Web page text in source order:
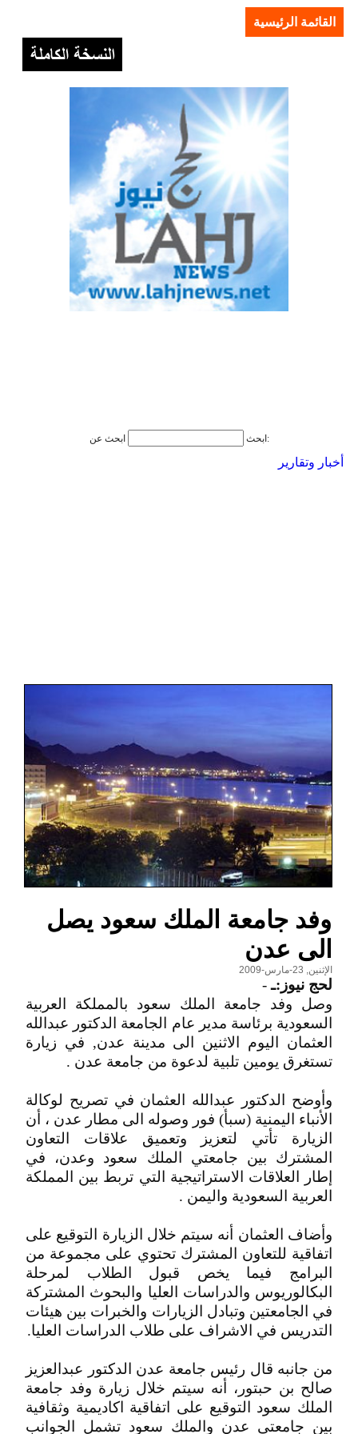
القائمة الرئيسية
ابحث ابحث عن:
أخبار وتقارير
وفد جامعة الملك سعود يصل
الى عدن
الإثنين, 23-مارس-2009
لحج نيوز:ـ-
وصل وفد جامعة الملك سعود بالمملكة العربية
السعودية برئاسة مدير عام الجامعة الدكتور عبدالله
العثمان اليوم الاثنين الى مدينة عدن, في زيارة
تستغرق يومين تلبية لدعوة من جامعة عدن .
وأوضح الدكتور عبدالله العثمان في تصريح لوكالة
الأنباء اليمنية (سبأ) فور وصوله الى مطار عدن ، أن
الزيارة تأتي لتعزيز وتعميق علاقات التعاون
المشترك بين جامعتي الملك سعود وعدن، في
إطار العلاقات الاستراتيجية التي تربط بين المملكة
العربية السعودية واليمن .
وأضاف العثمان أنه سيتم خلال الزيارة التوقيع على
اتفاقية للتعاون المشترك تحتوي على مجموعة من
البرامج فيما يخص قبول الطلاب لمرحلة
البكالوريوس والدراسات العليا والبحوث المشتركة
في الجامعتين وتبادل الزيارات والخبرات بين هيئات
التدريس في الاشراف على طلاب الدراسات العليا.
من جانبه قال رئيس جامعة عدن الدكتور عبدالعزيز
صالح بن حبتور، أنه سيتم خلال زيارة وفد جامعة
الملك سعود التوقيع على اتفاقية اكاديمية وثقافية
بين جامعتي عدن والملك سعود تشمل الجوانب